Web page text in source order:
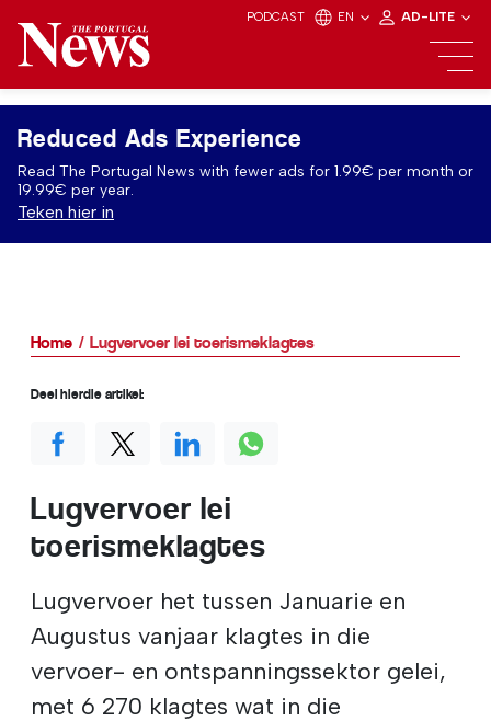
PODCAST EN AD-LITE
Reduced Ads Experience
Read The Portugal News with fewer ads for 1.99€ per month or
19.99€ per year.
Teken hier in
Home Lugvervoer lei toerismeklagtes
Lugvervoer lei
toerismeklagtes
Lugvervoer het tussen Januarie en
Augustus vanjaar klagtes in die
vervoer- en ontspanningssektor gelei,
met 6 270 klagtes wat in die
Deel hierdie artikel: